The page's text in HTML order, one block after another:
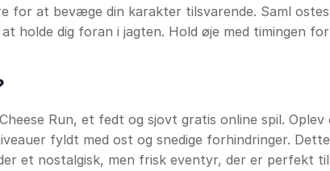
for at bevæge din karakter tilsvarende. Saml
holde dig foran i jagten. Hold øje med timingen
Run, et fedt og sjovt gratis online spil.
fyldt med ost og snedige forhindringer. Dette
et nostalgisk, men frisk eventyr, der er perfekt til